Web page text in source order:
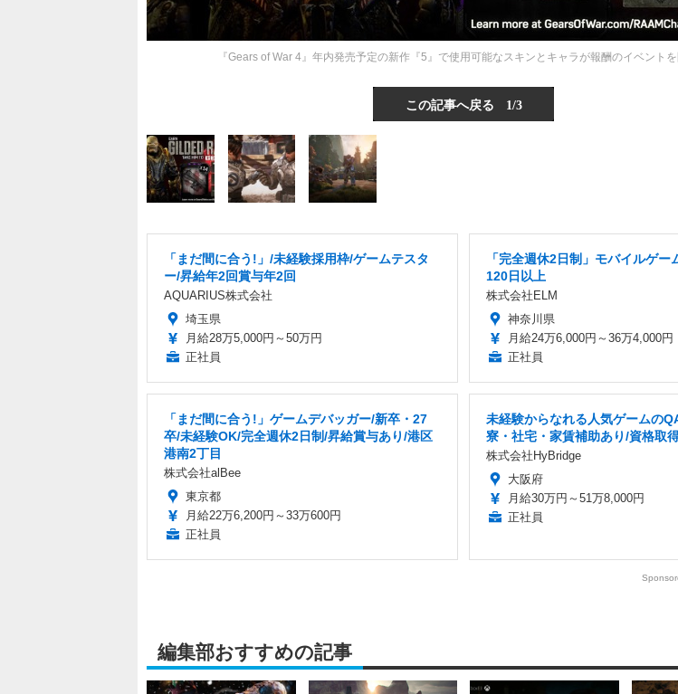
『Gears of War 4』年内発売予定の新作『5』で使用可能なスキンとキャラが報酬のイベントを
この記事へ戻る 1/3
「まだ間に合う!」/未経験採用枠/ゲームテスタ
ー/昇給年2回賞与年2回
AQUARIUS株式会社
埼玉県
月給28万5,000円～50万円
正社員
「完全週休2日制」モバイルゲー
120日以上
株式会社ELM
神奈川県
月給24万6,000円～36万4,000円
正社員
「まだ間に合う!」ゲームデバッガー/新卒・27
卒/未経験OK/完全週休2日制/昇給賞与あり/港区
港南2丁目
株式会社alBee
東京都
月給22万6,200円～33万600円
正社員
未経験からなれる人気ゲームの
寮・社宅・家賃補助あり/資格取
株式会社HyBridge
大阪府
月給30万円～51万8,000円
正社員
編集部おすすめの記事